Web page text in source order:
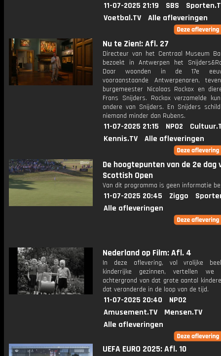
11-07-2025 21:19 SBS
Voetbal.TV
Alle afleveringen
Nu te Zien!: Afl. 27
Directeur van het Centraal Museum
bezoekt in Antwerpen het
Daar woonden in de 17e
vooraanstaande Antwerpenaren,
burgemeester Nicolaas Rockox en
Frans Snijders. Rockox verzamelde
andere van Snijders. En Snijders
niemand minder dan Rubens.
11-07-2025 21:15 NPO2
Kennis.TV
Alle afleveringen
De hoogtepunten van de 2e dag
Scottish Open
Van dit programma is geen informatie
11-07-2025 20:45 Ziggo
Alle afleveringen
Nederland op Film: Afl. 4
In deze aflevering, vol vrolijke
kinderrijke gezinnen, vertellen
achtergrond van dat grote aantal
dat veranderde in de loop van de tijd.
11-07-2025 20:40
NPO2
Amusement.TV
Mensen.TV
Alle afleveringen
UEFA EURO 2025: Afl. 10